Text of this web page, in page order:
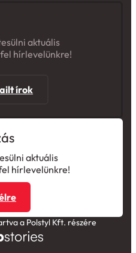
aktuális
hírlevelünkre!
írok
aktuális
hírlevelünkre!
a Polstyl Kft. részére